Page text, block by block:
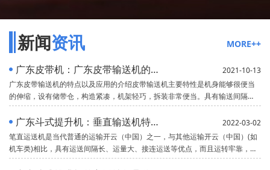
新闻资讯 MORE++
广东皮带机：广东皮带输送机的特点以及应用的介绍
2021-10-13
广东皮带输送机的特点以及应用的介绍皮带输送机主要特性是机身能够很便当
的伸缩，设有储带仓，构造紧凑，机架轻巧，拆装非常便当。具有输送间隔
长、运量大、连续输送等优点，而且运转牢靠，易于完成自动化和集中化控
制。当皮带输送机的输送才能和运距较大时，可配中间驱动安装来满足请求。
依据输送工艺的请求，能够
广东斗式提升机：垂直输送机特点及用途
2022-03-02
笔直运送机是当代普通的运输开云（中国）之一，与其他运输开云（中国）(如
机车类)相比，具有运送间隔长、运量大、接连运送等优点，而且运转牢靠，易
于完成自动化和集中化操控。目前带式运送机正向大运距、大运量、大倾角的